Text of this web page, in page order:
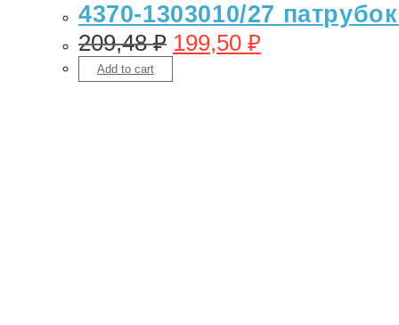
4370-1303010/27
209,48₽ 199,50 ₽
Add to cart